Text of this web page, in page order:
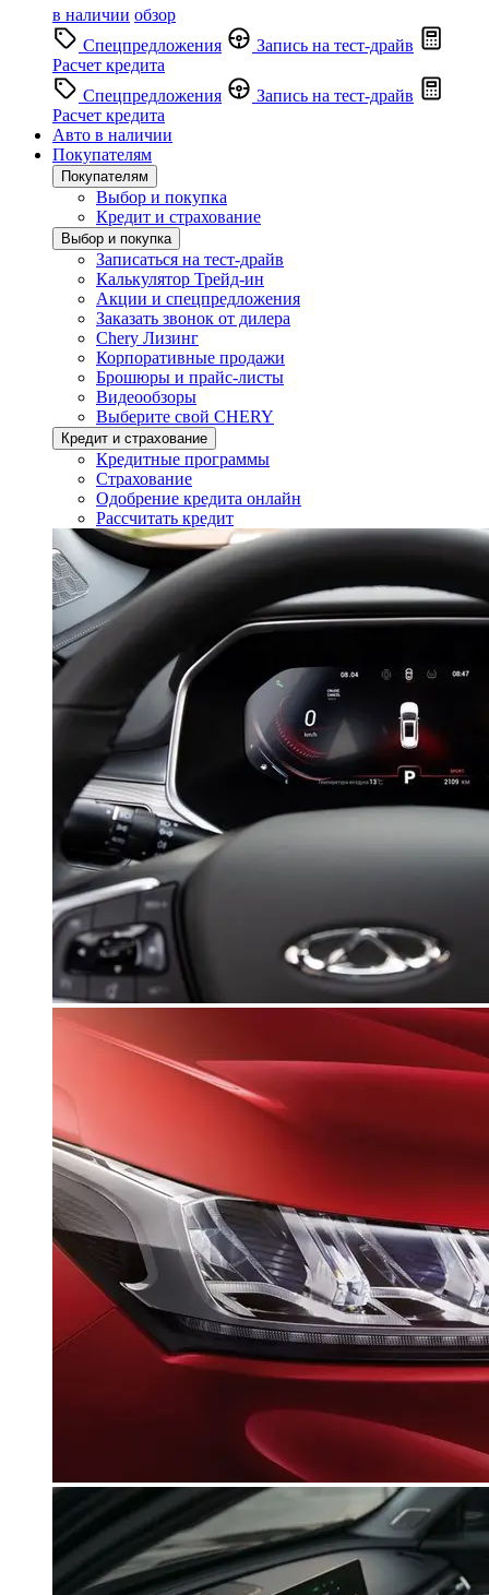
в наличии обзор
Спецпредложения
Запись на тест-драйв
Расчет кредита
Спецпредложения
Запись на тест-драйв
Расчет кредита
Авто в наличии
Покупателям
Покупателям
Выбор и покупка
Кредит и страхование
Выбор и покупка
Записаться на тест-драйв
Калькулятор Трейд-ин
Акции и спецпредложения
Заказать звонок от дилера
Chery Лизинг
Корпоративные продажи
Брошюры и прайс-листы
Видеообзоры
Выберите свой CHERY
Кредит и страхование
Кредитные программы
Страхование
Одобрение кредита онлайн
Рассчитать кредит